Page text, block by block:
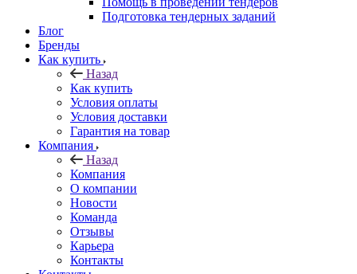
Подготовка тендерных заданий
Блог
Бренды
Как купить
Назад
Как купить
Условия оплаты
Условия доставки
Гарантия на товар
Компания
Назад
Компания
О компании
Новости
Команда
Отзывы
Карьера
Контакты